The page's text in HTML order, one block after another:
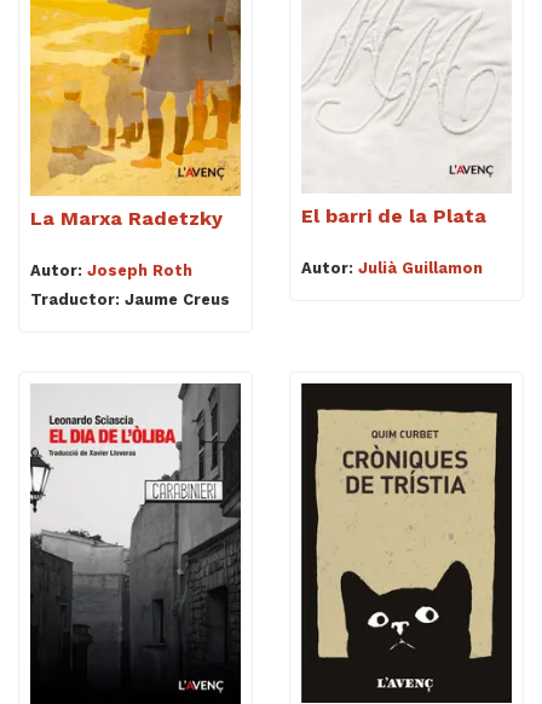
La Marxa Radetzky
Autor: Joseph Roth
Traductor: Jaume Creus
El barri de la Plata
Autor: Julià Guillamon